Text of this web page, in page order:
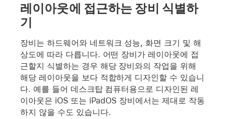
레이아웃에 접근하는 장비 식별하
기
장비는 하드웨어와 네트워크 성능, 화면 크기 및 해
상도에 따라 다릅니다. 어떤 장비가 레이아웃에 접
근할지 식별하는 경우 해당 장비와의 작업을 위해
해당 레이아웃을 보다 적합하게 디자인할 수 있습니
다. 예를 들어 데스크탑 컴퓨터용으로 디자인된 레
이아웃은 iOS 또는 iPadOS 장비에서는 제대로 작동
하지 않을 수도 있습니다.